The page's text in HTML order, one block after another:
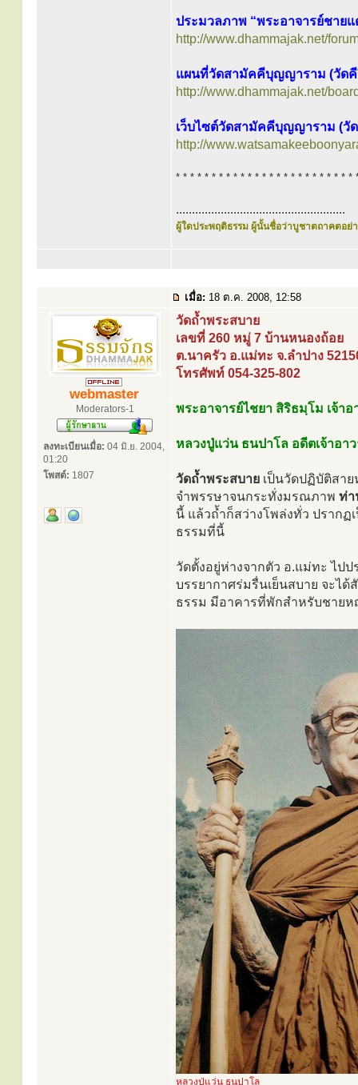
ประมวลภาพ “พระอาจารย์ชาย
http://www.dhammajak.net/
แผนที่วัดสามัคคีบุญญาราม (วัดคี
http://www.dhammajak.net/
เว็บไซต์วัดสามัคคีบุญญาราม (วั
http://
* * * * * * * * * * * * * * * * * * * * * * * * *
.....................................................
ผู้ใดประพฤติธรรม ผู้นั้นชื่อว่าบูชาตถาคตอย่า
เมื่อ: 18 ต.ค. 2008, 12:58
webmaster
Moderators-1
ลงทะเบียนเมื่อ: 04 มิ.ย. 2004,
01:20
โพสต์: 1807
วัดถ้ำพระสบาย
เลขที่ 260 หมู่ 7 บ้านหนองถ้อย
ต.นาครัว อ.แม่ทะ จ.ลำปาง
โทรศัพท์ 054-325-802
พระอาจารย์ไชยา สิริธมฺโม เจ้า
หลวงปู่แว่น ธนปาโล อดีตเจ้าอา
วัดถ้ำพระสบาย เป็นวัดปฏิบัติสา
จำพรรษาจนกระทั่งมรณภาพ ท่า
นี้ แล้วถ้ำก็สว่างโพล่งทั่ว ปรากฏ
ธรรมที่นี้
วัดตั้งอยู่ห่างจากตัว อ.แม่ทะ ไป
บรรยากาศร่มรื่นเย็นสบาย จะไ
ธรรม มีอาคารที่พักสำหรับชาย
หลวงปู่แว่น ธนปาโล